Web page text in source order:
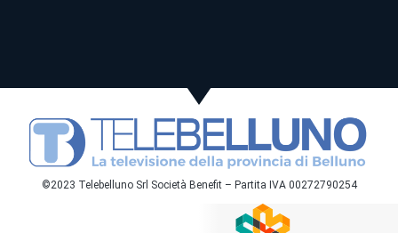
©2023 Telebelluno Srl Società Benefit – Partita IVA 00272790254